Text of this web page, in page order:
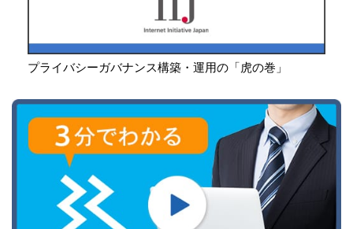
プライバシーガバナンス構築・運用の「虎の巻」